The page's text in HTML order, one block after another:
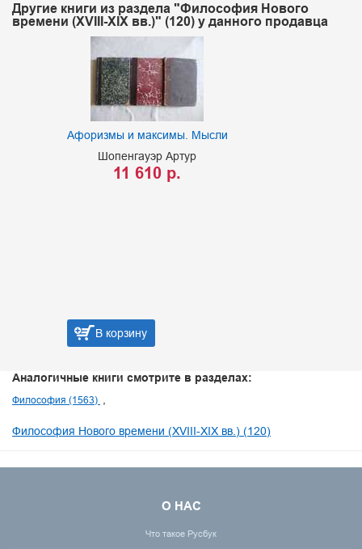
Другие книги из раздела "Философия Нового
времени (XVIII-XIX вв.)" (120) у данного продавца
Афоризмы и максимы. Мысли
Шопенгауэр Артур
11 610 р.
В корзину
Аналогичные книги смотрите в разделах:
Философия (1563)
Философия Нового времени (XVIII-XIX вв.) (120)
О НАС
Что такое Русбук